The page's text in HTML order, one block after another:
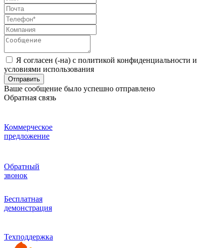
Я согласен (-на) с политикой конфиденциальности и
условиями использования
Отправить
Ваше сообщение было успешно отправлено
Обратная связь
Коммерческое
предложение
Обратный
звонок
Бесплатная
демонстрация
Техподдержка